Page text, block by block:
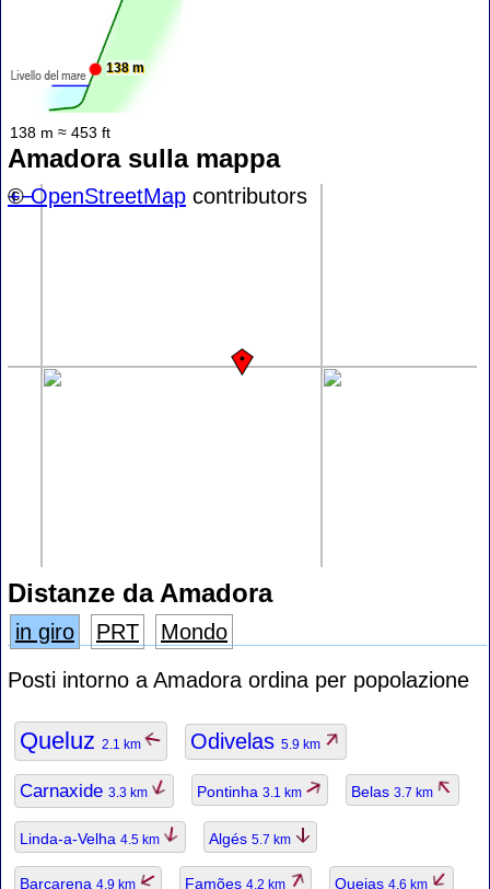
138 m
138 m ≈ 453 ft
Amadora sulla mappa
+−
©OpenStreetMap contributors
Distanze da Amadora
in giro PRT
Mondo
Posti intorno a Amadora ordina per popolazione
Queluz 2.1 km Odivelas 5.9 km
Carnaxide 3.3 km Pontinha 3.1 km Belas 3.7 km
Linda-a-Velha 4.5 km Algés 5.7 km
Barcarena 4.9 km Famões 4.2 km Quejas 4.6 km